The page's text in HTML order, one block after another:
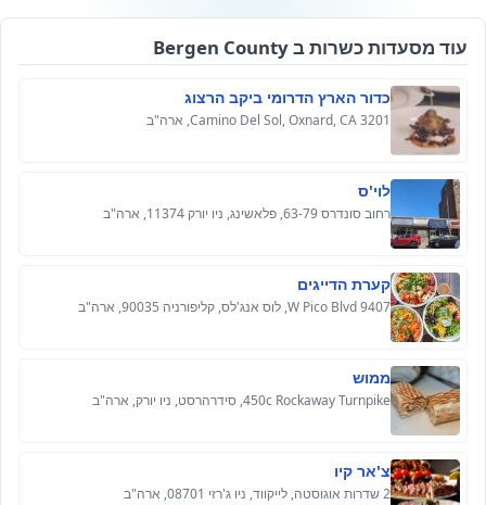
עוד מסעדות כשרות ב Bergen County
כדור הארץ הדרומי ביקב הרצוג
3201 Camino Del Sol, Oxnard, CA, ארה"ב
לוי'ס
רחוב סונדרס 63-79, פלאשינג, ניו יורק 11374, ארה"ב
קערת הדייגים
9407 W Pico Blvd, לוס אנג'לס, קליפורניה 90035, ארה"ב
ממוש
450c Rockaway Turnpike, סידרהרסט, ניו יורק, ארה"ב
צ'אר קיו
2 שדרות אוגוסטה, לייקווד, ניו ג'רזי 08701, ארה"ב